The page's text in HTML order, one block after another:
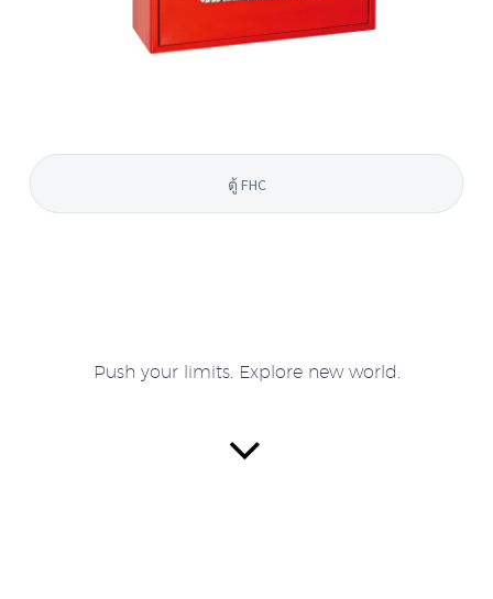
ตู้ FHC
Push your limits. Explore new world.

